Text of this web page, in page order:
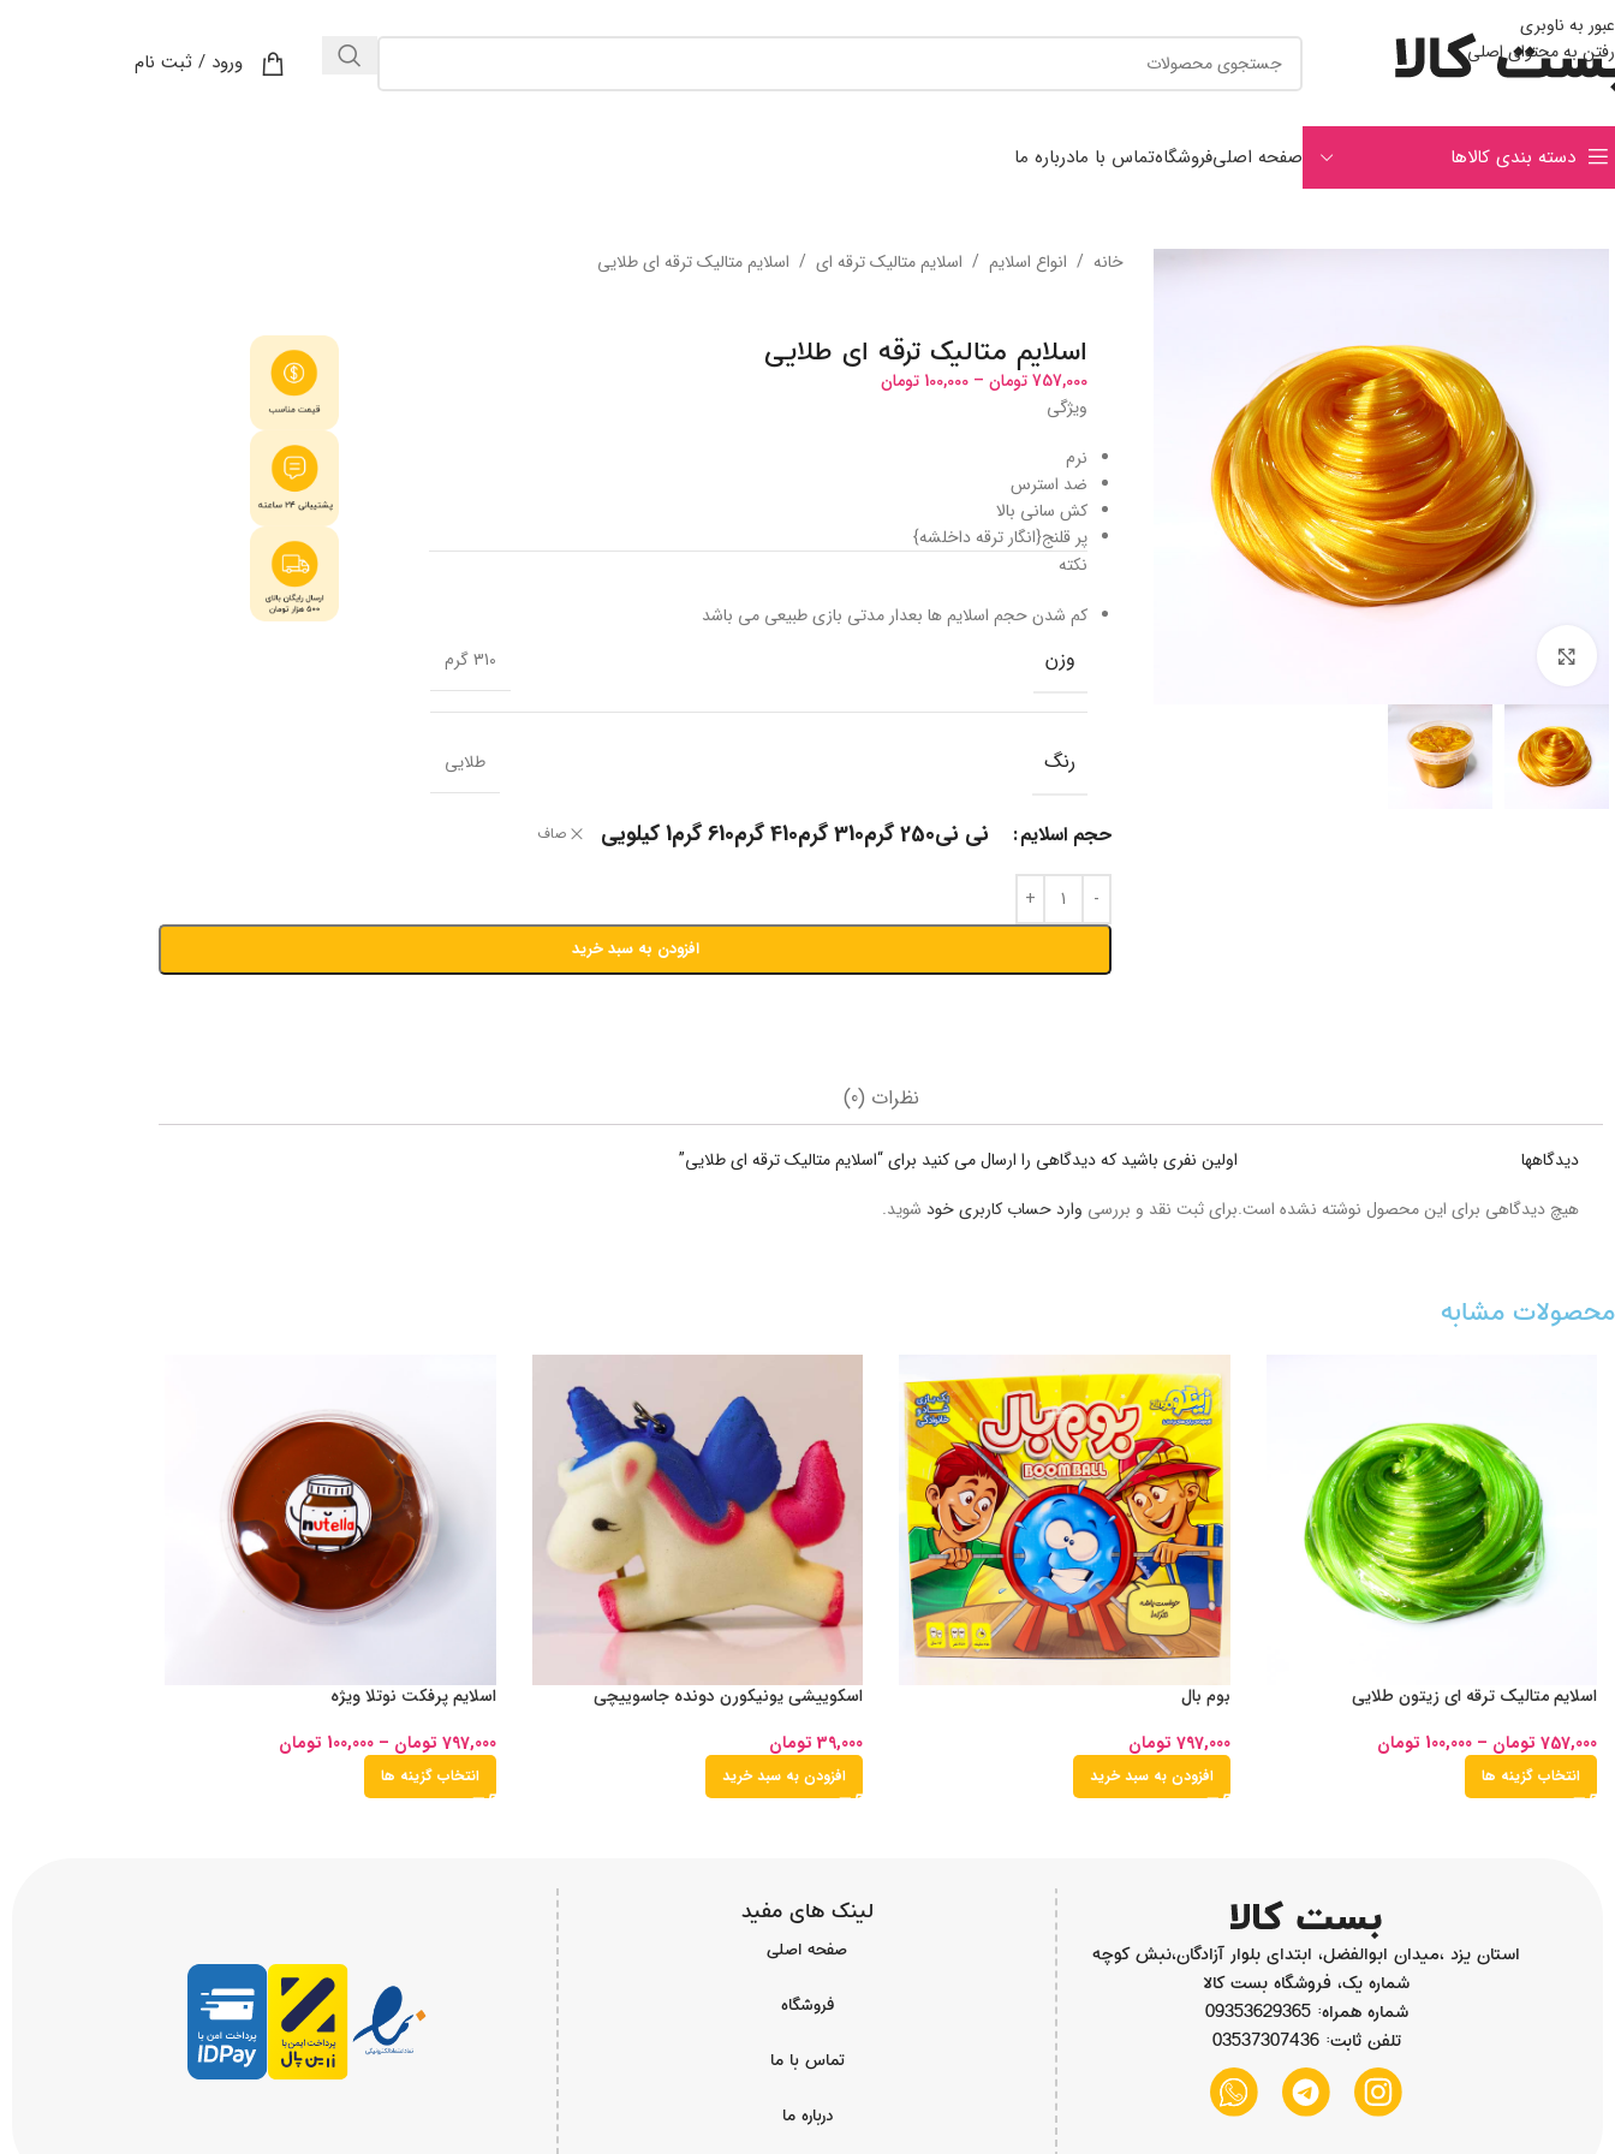
عبور به ناوبری
رفتن به محتوای اصلی
ورود / ثبت نام
دسته بندی کالاها صفحه اصلیفروشگاهتماس با مادرباره ما
خانه / انواع اسلایم / اسلایم متالیک ترقه ای / اسلایم متالیک ترقه ای طلایی
اسلایم متالیک ترقه ای طلایی
757,000تومان –
100,000 تومان
ویژگی
نرم
ضد استرس
کش سانی بالا
پر قلنج{انگار ترقه داخلشه}
نکته
کم شدن حجم اسلایم ها بعدار مدتی بازی طبیعی می باشد
وزن 310 گرم
رنگ طلایی
حجم اسلایم نی نی250 گرم 310 گرم 410 گرم 610 گرم 1 کیلویی صاف
افزودن به سبد خرید
نظرات (0)
دیدگاهها
هیچ دیدگاهی برای این محصول نوشته نشده است.
اولین نفری باشید که دیدگاهی را ارسال می کنید برای “اسلایم متالیک ترقه ای طلایی”
برای ثبت نقد و بررسی وارد حساب کاربری خود شوید.
محصولات مشابه
اسلایم متالیک ترقه ای زیتون طلایی
757,000 تومان –
100,000 تومان
انتخاب گزینه ها
بوم بال
797,000 تومان
افزودن به سبد خرید
اسکوییشی یونیکورن دونده جاسوییچی
39,000 تومان
افزودن به سبد خرید
اسلایم پرفکت نوتلا ویژه
797,000 تومان –
100,000 تومان
انتخاب گزینه ها
استان یزد ،میدان ابوالفضل، ابتدای بلوار آزادگان،نبش کوچه
شماره یک، فروشگاه بست کالا
شماره همراه: 09353629365
تلفن ثابت: 03537307436
لینک های مفید
صفحه اصلی
فروشگاه
تماس با ما
درباره ما